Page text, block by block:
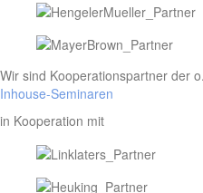
Wir sind Kooperationspartner der
Inhouse-Seminaren
in Kooperation mit